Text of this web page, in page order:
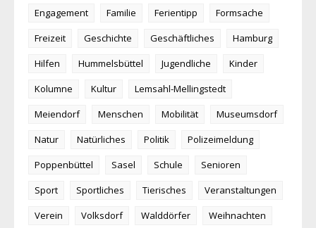
Engagement
Familie Ferientipp
Formsache
Freizeit
Geschichte Geschäftliches
Hamburg
Hilfen
Hummelsbüttel Jugendliche
Kinder
Kolumne
Kultur
Lemsahl-Mellingstedt
Meiendorf
Menschen Mobilität
Museumsdorf
Natur
Natürliches Politik
Polizeimeldung
Poppenbüttel
Sasel Schule
Senioren
Sport
Sportliches Tierisches
Veranstaltungen
Verein
Volksdorf Walddörfer
Weihnachten